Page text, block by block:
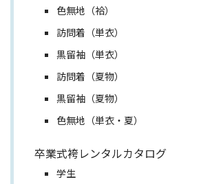
色無地（袷）
訪問着（単衣）
黒留袖（単衣）
訪問着（夏物）
黒留袖（夏物）
色無地（単衣・夏）
卒業式袴レンタルカタログ
学生